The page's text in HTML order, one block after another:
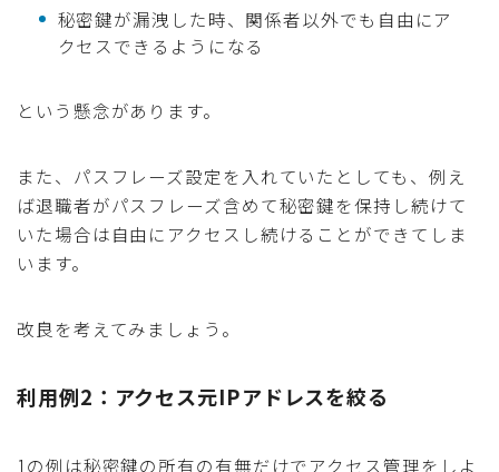
秘密鍵が漏洩した時、関係者以外でも自由にア
クセスできるようになる
という懸念があります。
また、パスフレーズ設定を入れていたとしても、例え
ば退職者がパスフレーズ含めて秘密鍵を保持し続けて
いた場合は自由にアクセスし続けることができてしま
います。
改良を考えてみましょう。
利用例2：アクセス元IPアドレスを絞る
1の例は秘密鍵の所有の有無だけでアクセス管理をしよ